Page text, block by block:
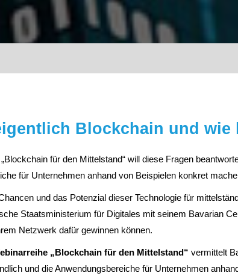
Blockchain und wie
für den Mittelstand“ will diese Fragen
für Unternehmen anhand von Beispielen konkret
und das Potenzial dieser Technologie für
Staatsministerium für Digitales mit seinem Bavarian
Netzwerk dafür gewinnen können.
reihe „Blockchain für den Mittelstand“ vermittelt
und die Anwendungsbereiche für Unternehmen